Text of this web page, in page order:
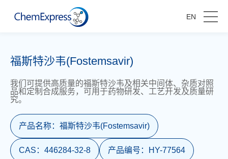
EN
福斯特沙韦(Fostemsavir)
我们可提供高质量的福斯特沙韦及相关中间体、杂质对照
品和定制合成服务，可用于药物研发、工艺开发及质量研
究。
产品名称： 福斯特沙韦(Fostemsavir)
CAS： 446284-32-8 产品编号： HY-77564